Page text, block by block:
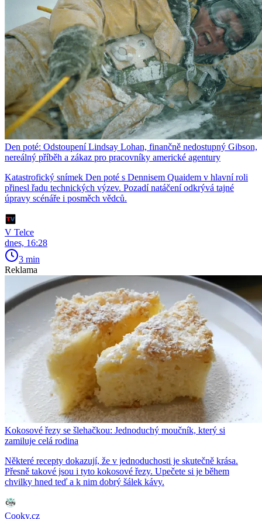
Den poté: Odstoupení Lindsay Lohan, finančně nedostupný Gibson,
nereálný příběh a zákaz pro pracovníky americké agentury
Katastrofický snímek Den poté s Dennisem Quaidem v hlavní roli
přinesl řadu technických výzev. Pozadí natáčení odkrývá tajné
úpravy scénáře i posměch vědců.
V Telce
dnes, 16:28
3 min
Reklama
Kokosové řezy se šlehačkou: Jednoduchý moučník, který si
zamiluje celá rodina
Některé recepty dokazují, že v jednoduchosti je skutečně krása.
Přesně takové jsou i tyto kokosové řezy. Upečete si je během
chvilky hned teď a k nim dobrý šálek kávy.
Cooky.cz